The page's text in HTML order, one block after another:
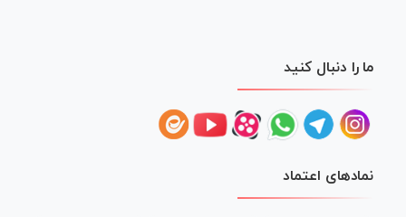
ما را دنبال کنید
نمادهای اعتماد